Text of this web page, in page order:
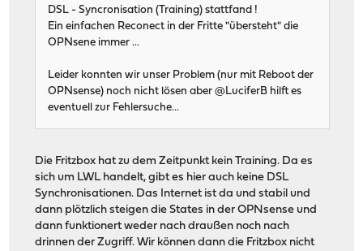
DSL - Syncronisation (Training) stattfand !
Ein einfachen Reconect in der Fritte "übersteht" die
OPNsene immer ...
Leider konnten wir unser Problem (nur mit Reboot der
OPNsense) noch nicht lösen aber @LuciferB hilft es
eventuell zur Fehlersuche...
Die Fritzbox hat zu dem Zeitpunkt kein Training. Da es
sich um LWL handelt, gibt es hier auch keine DSL
Synchronisationen. Das Internet ist da und stabil und
dann plötzlich steigen die States in der OPNsense und
dann funktionert weder nach draußen noch nach
drinnen der Zugriff. Wir können dann die Fritzbox nicht